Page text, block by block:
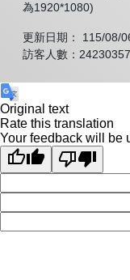
為1920*1080)
更新日期： 115/08/
訪客人數：24230357
Original text
Rate this translation
Your feedback will be